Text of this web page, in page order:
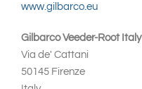
www.gilbarco.eu
Gilbarco Veeder-Root Italy
Via de' Cattani
50145 Firenze